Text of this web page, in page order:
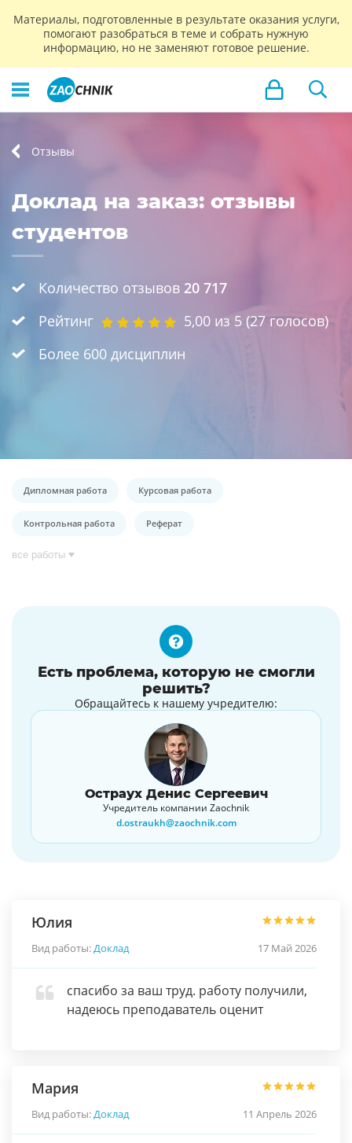
Материалы, подготовленные в результате оказания услуги,
помогают разобраться в теме и собрать нужную
информацию, но не заменяют готовое решение.
Отзывы
Доклад на заказ: отзывы
студентов
Количество отзывов 20 717
Рейтинг
5,00 из 5 (27голосов)
Более 600 дисциплин
Дипломная работа Курсовая работа
Контрольная работа Реферат
все работы
Есть проблема, которую не смогли
решить?
Обращайтесь к нашему учредителю:
Остраух Денис Сергеевич
Учредитель компании Zaochnik
d.ostraukh@zaochnik.com
Юлия
Вид работы:Доклад 17 Май 2026
спасибо за ваш труд. работу получили,
надеюсь преподаватель оценит
Мария
Вид работы:Доклад 11 Апрель 2026